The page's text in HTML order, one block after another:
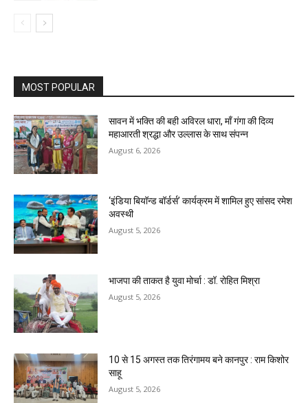
MOST POPULAR
सावन में भक्ति की बही अविरल धारा, माँ गंगा की दिव्य
महाआरती श्रद्धा और उल्लास के साथ संपन्न
August 6, 2026
‘इंडिया बियॉन्ड बॉर्डर्स’ कार्यक्रम में शामिल हुए सांसद रमेश
अवस्थी
August 5, 2026
भाजपा की ताकत है युवा मोर्चा : डॉ. रोहित मिश्रा
August 5, 2026
10 से 15 अगस्त तक तिरंगामय बने कानपुर : राम किशोर
साहू
August 5, 2026